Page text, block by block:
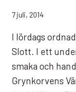
7 juli, 2014
I lördags
Slott. I ett
smaka och
Grynkorvens